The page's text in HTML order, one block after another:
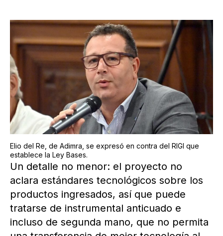
Elio del Re, de Adimra, se expresó en contra del RIGI que
establece la Ley Bases.
Un detalle no menor: el proyecto no
aclara estándares tecnológicos sobre los
productos ingresados, así que puede
tratarse de instrumental anticuado e
incluso de segunda mano, que no permita